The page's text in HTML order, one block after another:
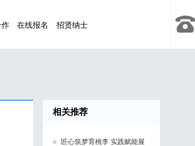
在线报名 招贤纳士
相关推荐
匠心筑梦育桃李 实践赋能展